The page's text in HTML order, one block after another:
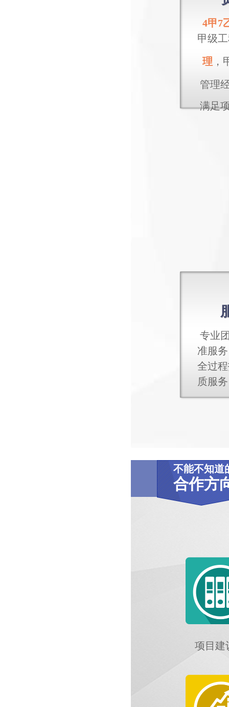
4甲7
甲级
理 ，
管理
满足
专业
准服
全过
质服
不能不知道
合作方
项目建